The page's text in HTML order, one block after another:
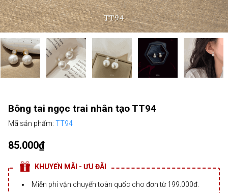
Bông tai ngọc trai nhân tạo TT94
Mã sản phẩm: TT94
85.000₫
KHUYẾN MÃI - ƯU ĐÃI
Miễn phí vận chuyển toàn quốc cho đơn từ 199.000đ.